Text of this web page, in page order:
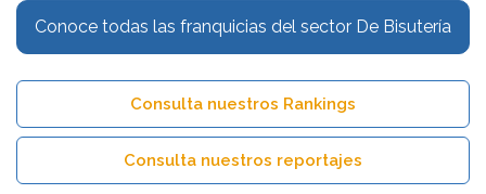
Conoce todas las franquicias del sector De Bisutería
Consulta nuestros Rankings
Consulta nuestros reportajes